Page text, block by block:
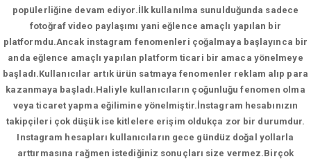
popülerliğine devam ediyor.İlk kullanılma sunulduğunda sadece
fotoğraf video paylaşımı yani eğlence amaçlı yapılan bir
platformdu.Ancak instagram fenomenleri çoğalmaya başlayınca bir
anda eğlence amaçlı yapılan platform ticari bir amaca yönelmeye
başladı.Kullanıcılar artık ürün satmaya fenomenler reklam alıp para
kazanmaya başladı.Haliyle kullanıcıların çoğunluğu fenomen olma
veya ticaret yapma eğilimine yönelmiştir.İnstagram hesabınızın
takipçileri çok düşük ise kitlelere erişim oldukça zor bir durumdur.
Instagram hesapları kullanıcıların gece gündüz doğal yollarla
arttırmasına rağmen istediğiniz sonuçları size vermez.Birçok